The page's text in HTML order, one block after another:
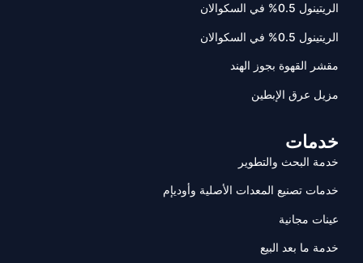
الريتينول 0.5% في السكوالان
الريتينول 0.5% في السكوالان
مقشر القهوة بجوز الهند
مزيل عرق الإبطين
خدمات
خدمة البحث والتطوير
خدمات تصنيع المعدات الأصلية وأوديإم
عينات مجانية
خدمة ما بعد البيع